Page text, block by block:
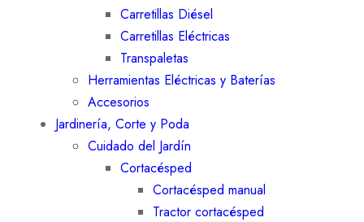
Carretillas Diésel
Carretillas Eléctricas
Transpaletas
Herramientas Eléctricas y Baterías
Accesorios
Jardinería, Corte y Poda
Cuidado del Jardín
Cortacésped
Cortacésped manual
Tractor cortacésped